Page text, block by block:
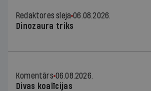
Redaktores sleja 06.08.2026.
Dinozaura triks
Komentārs 06.08.2026.
Divas koalīcijas